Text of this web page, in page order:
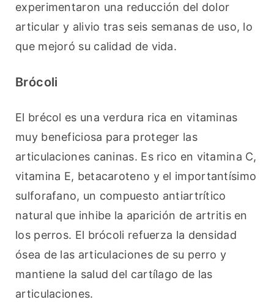
experimentaron una reducción del dolor
articular y alivio tras seis semanas de uso, lo
que mejoró su calidad de vida.
Brócoli
El brécol es una verdura rica en vitaminas
muy beneficiosa para proteger las
articulaciones caninas. Es rico en vitamina C,
vitamina E, betacaroteno y el importantísimo
sulforafano, un compuesto antiartrítico
natural que inhibe la aparición de artritis en
los perros. El brócoli refuerza la densidad
ósea de las articulaciones de su perro y
mantiene la salud del cartílago de las
articulaciones.